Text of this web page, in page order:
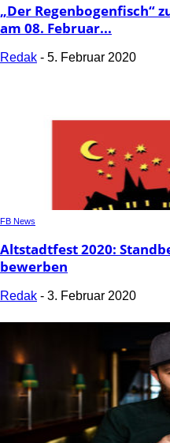
„Der Regenbogenfisch“
am 08. Februar...
Redak - 5. Februar 2020
FB News
Altstadtfest 2020:
bewerben
Redak - 3. Februar 2020